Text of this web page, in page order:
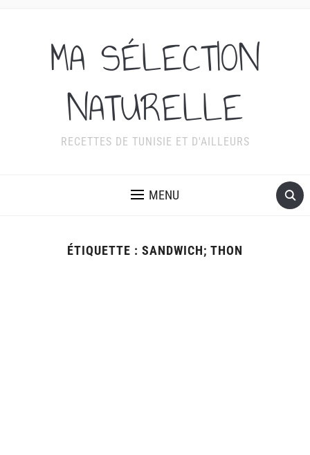
MA SÉLECTION
NATURELLE
RECETTES DE TUNISIE ET D'AILLEURS
MENU
ÉTIQUETTE : SANDWICH; THON